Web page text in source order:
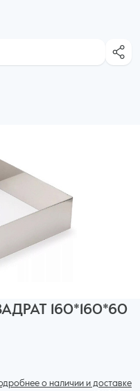
160*160*60
о наличии и доставке